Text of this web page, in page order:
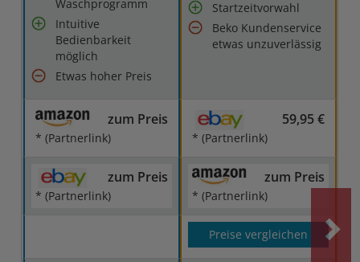
Waschprogramm
Intuitive
Bedienbarkeit
möglich
Etwas hoher Preis
Startzeitvorwahl
Beko Kundenservice
etwas unzuverlässig
zum Preis
* (Partnerlink)
59,95 €
* (Partnerlink)
zum Preis
* (Partnerlink)
zum Preis
* (Partnerlink)
Preise vergleichen